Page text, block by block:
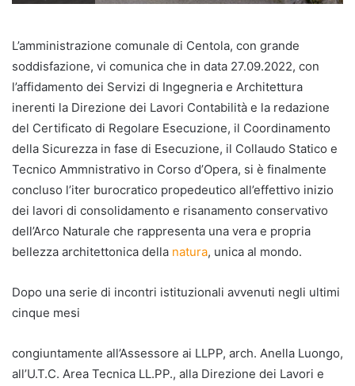
L’amministrazione comunale di Centola, con grande
soddisfazione, vi comunica che in data 27.09.2022, con
l’affidamento dei Servizi di Ingegneria e Architettura
inerenti la Direzione dei Lavori Contabilità e la redazione
del Certificato di Regolare Esecuzione, il Coordinamento
della Sicurezza in fase di Esecuzione, il Collaudo Statico e
Tecnico Ammnistrativo in Corso d’Opera, si è finalmente
concluso l’iter burocratico propedeutico all’effettivo inizio
dei lavori di consolidamento e risanamento conservativo
dell’Arco Naturale che rappresenta una vera e propria
bellezza architettonica della natura, unica al mondo.
Dopo una serie di incontri istituzionali avvenuti negli ultimi
cinque mesi
congiuntamente all’Assessore ai LLPP, arch. Anella Luongo,
all’U.T.C. Area Tecnica LL.PP., alla Direzione dei Lavori e